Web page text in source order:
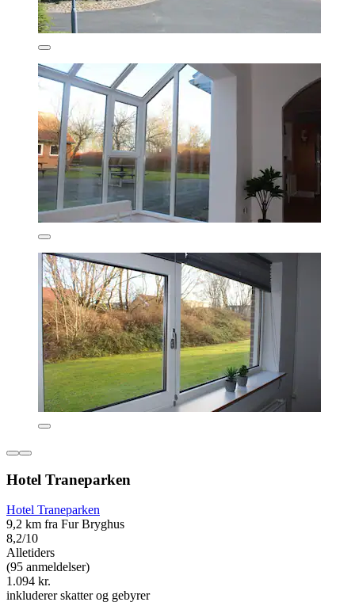
Hotel Traneparken
Hotel Traneparken
9,2 km fra Fur Bryghus
8,2/10
Alletiders
(95 anmeldelser)
1.094 kr.
inkluderer skatter og gebyrer